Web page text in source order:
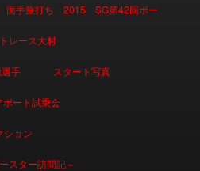
面手旅打ち 2015 SG第42回ボー
レース大村
選手 スタート写真
ボート試乗会
ション
スター訪問記～